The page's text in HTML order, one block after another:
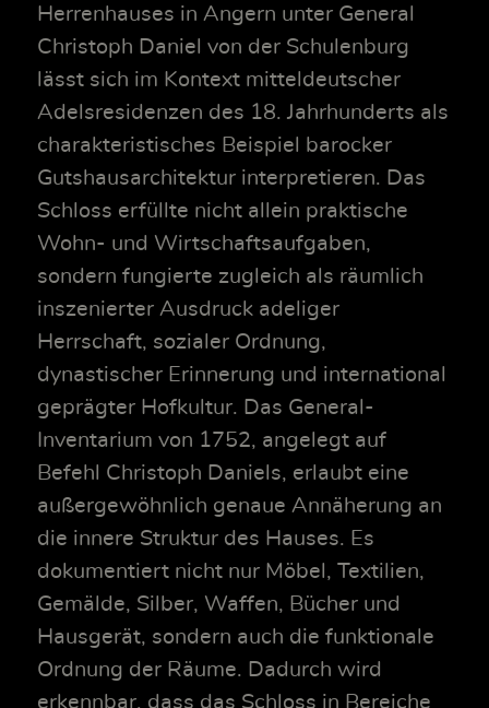
Herrenhauses in Angern unter General
Christoph Daniel von der Schulenburg
lässt sich im Kontext mitteldeutscher
Adelsresidenzen des 18. Jahrhunderts als
charakteristisches Beispiel barocker
Gutshausarchitektur interpretieren. Das
Schloss erfüllte nicht allein praktische
Wohn- und Wirtschaftsaufgaben,
sondern fungierte zugleich als räumlich
inszenierter Ausdruck adeliger
Herrschaft, sozialer Ordnung,
dynastischer Erinnerung und international
geprägter Hofkultur. Das General-
Inventarium von 1752, angelegt auf
Befehl Christoph Daniels, erlaubt eine
außergewöhnlich genaue Annäherung an
die innere Struktur des Hauses. Es
dokumentiert nicht nur Möbel, Textilien,
Gemälde, Silber, Waffen, Bücher und
Hausgerät, sondern auch die funktionale
Ordnung der Räume. Dadurch wird
erkennbar, dass das Schloss in Bereiche